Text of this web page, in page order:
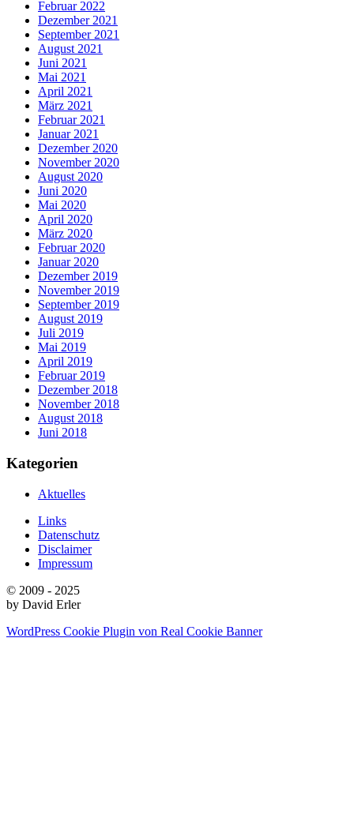
Februar 2022
Dezember 2021
September 2021
August 2021
Juni 2021
Mai 2021
April 2021
März 2021
Februar 2021
Januar 2021
Dezember 2020
November 2020
August 2020
Juni 2020
Mai 2020
April 2020
März 2020
Februar 2020
Januar 2020
Dezember 2019
November 2019
September 2019
August 2019
Juli 2019
Mai 2019
April 2019
Februar 2019
Dezember 2018
November 2018
August 2018
Juni 2018
Kategorien
Aktuelles
Links
Datenschutz
Disclaimer
Impressum
© 2009 - 2025
by David Erler
WordPress Cookie Plugin von Real Cookie Banner